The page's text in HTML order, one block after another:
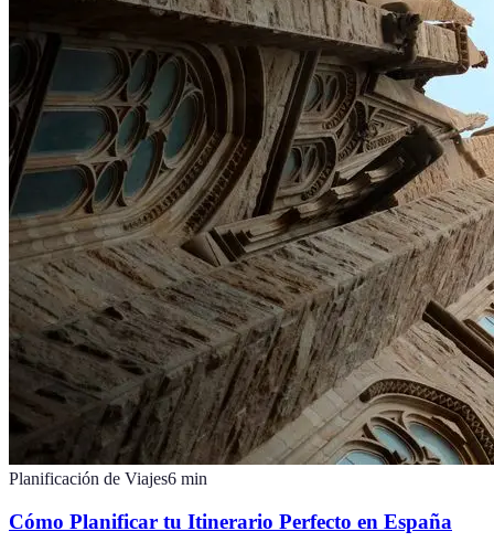
Planificación de Viajes6 min
Cómo Planificar tu Itinerario Perfecto en España